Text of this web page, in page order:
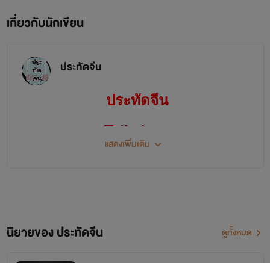
เกี่ยวกับนักเขียน
ประทัดจีน
ประทัดจีน
Talk time
ชาติ พระเอกรักเดียวใจเดียว
แสดงเพิ่มเติม
นิยายของ ประทัดจีน ดูทั้งหมด